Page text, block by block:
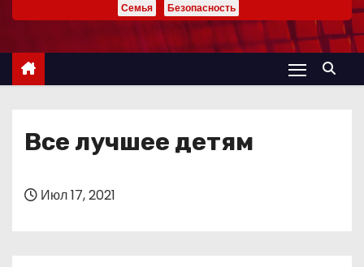
ж
Семья
Безопасность
Все лучшее детям
Июл 17, 2021